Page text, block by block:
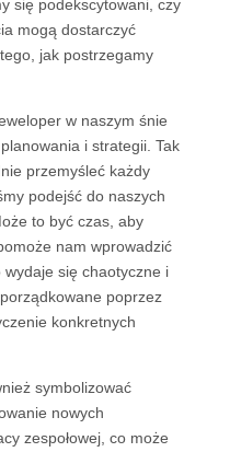
się podekscytowani, czy
mogą dostarczyć
jak postrzegamy
w naszym śnie
i strategii. Tak
przemyśleć każdy
podejść do naszych
to być czas, aby
nam wprowadzić
się chaotyczne i
poprzez
konkretnych
symbolizować
nowych
zespołowej, co może